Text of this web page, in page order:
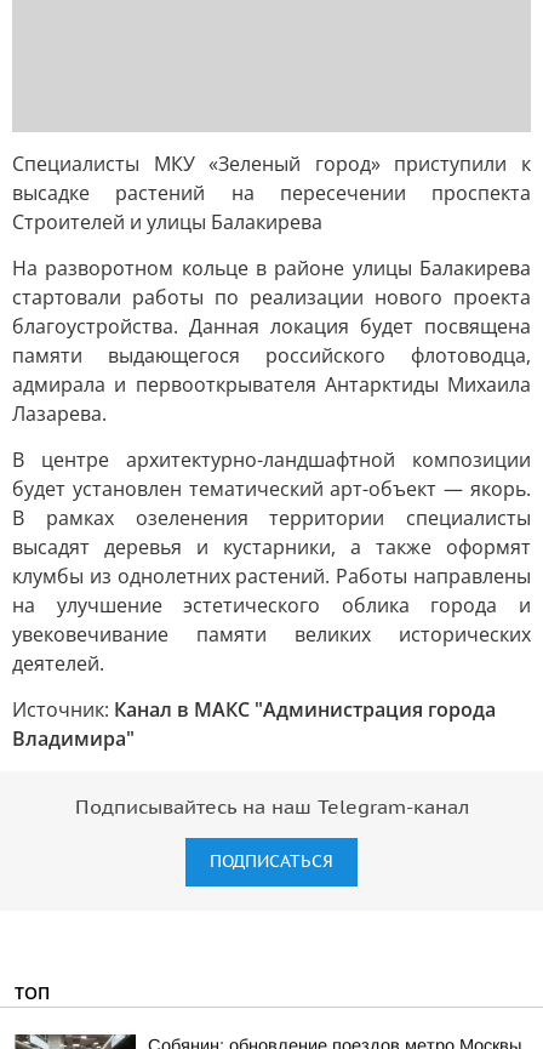
Специалисты МКУ «Зеленый город» приступили к
высадке растений на пересечении проспекта
Строителей и улицы Балакирева
На разворотном кольце в районе улицы Балакирева
стартовали работы по реализации нового проекта
благоустройства. Данная локация будет посвящена
памяти выдающегося российского флотоводца,
адмирала и первооткрывателя Антарктиды Михаила
Лазарева.
В центре архитектурно-ландшафтной композиции
будет установлен тематический арт-объект — якорь.
В рамках озеленения территории специалисты
высадят деревья и кустарники, а также оформят
клумбы из однолетних растений. Работы направлены
на улучшение эстетического облика города и
увековечивание памяти великих исторических
деятелей.
Источник: Канал в МАКС "Администрация города
Владимира"
Подписывайтесь на наш Telegram-канал
ПОДПИСАТЬСЯ
ТОП